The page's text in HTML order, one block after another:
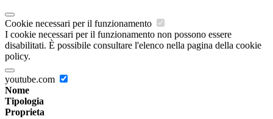
Cookie necessari per il funzionamento
I cookie necessari per il funzionamento non possono essere
disabilitati. È possibile consultare l'elenco nella pagina della cookie
policy.
youtube.com
Nome
Tipologia
Proprieta